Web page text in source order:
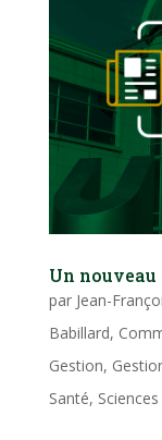
Un nouveau
par Jean-
Babillard,
Gestion,
Santé,